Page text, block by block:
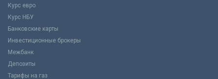
Курс евро
Курс НБУ
Банковские карты
Инвестиционные брокеры
Межбанк
Депозиты
Тарифы на газ